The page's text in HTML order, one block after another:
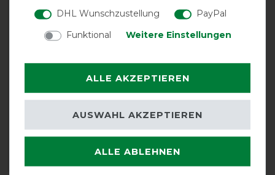
Handgelenkschoner -
23,30 € *
DHL Wunschzustellung
PayPal
Funktional
Weitere Einstellungen
ALLE AKZEPTIEREN
ALLE ABLEHNEN
AUSWAHL AKZEPTIEREN